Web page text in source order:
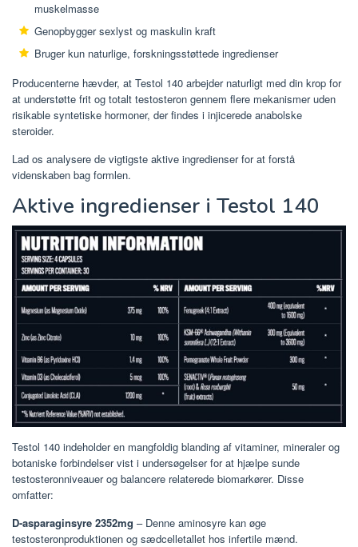
muskelmasse
Genopbygger sexlyst og maskulin kraft
Bruger kun naturlige, forskningsstøttede ingredienser
Producenterne hævder, at Testol 140 arbejder naturligt med din krop for
at understøtte frit og totalt testosteron gennem flere mekanismer uden
risikable syntetiske hormoner, der findes i injicerede anabolske
steroider.
Lad os analysere de vigtigste aktive ingredienser for at forstå
videnskaben bag formlen.
Aktive ingredienser i Testol 140
Testol 140 indeholder en mangfoldig blanding af vitaminer, mineraler og
botaniske forbindelser vist i undersøgelser for at hjælpe sunde
testosteronniveauer og balancere relaterede biomarkører. Disse
omfatter:
D-asparaginsyre 2352mg – Denne aminosyre kan øge
testosteronproduktionen og sædcelletallet hos infertile mænd.